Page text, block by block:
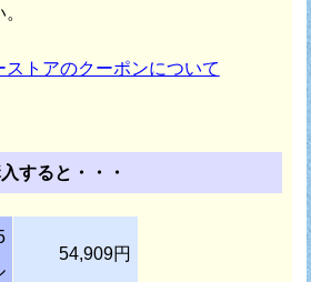
ストアのクーポンについて
すると・・・
54,909円